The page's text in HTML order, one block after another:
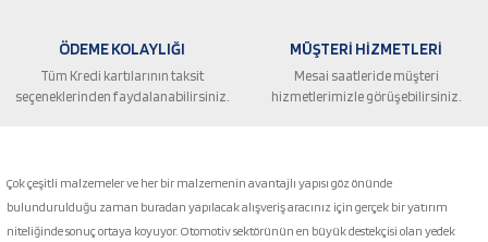
Gönder
ÖDEME KOLAYLIĞI
Tüm Kredi kartılarının taksit
seçeneklerinden faydalanabilirsiniz.
MÜŞTERİ HİZMETLERİ
Mesai saatleride müşteri
hizmetlerimizle görüşebilirsiniz.
Çok çeşitli malzemeler ve her bir malzemenin avantajlı yapısı göz önünde
bulundurulduğu zaman buradan yapılacak alışveriş aracınız için gerçek bir yatırım
niteliğinde sonuç ortaya koyuyor. Otomotiv sektörünün en büyük destekçisi olan yedek